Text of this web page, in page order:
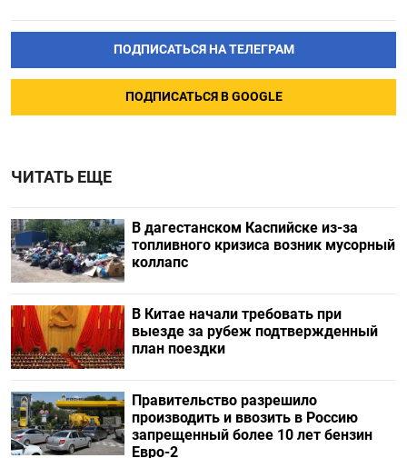
ПОДПИСАТЬСЯ НА ТЕЛЕГРАМ
ПОДПИСАТЬСЯ В GOOGLE
ЧИТАТЬ ЕЩЕ
В дагестанском Каспийске из-за
топливного кризиса возник мусорный
коллапс
В Китае начали требовать при
выезде за рубеж подтвержденный
план поездки
Правительство разрешило
производить и ввозить в Россию
запрещенный более 10 лет бензин
Евро-2